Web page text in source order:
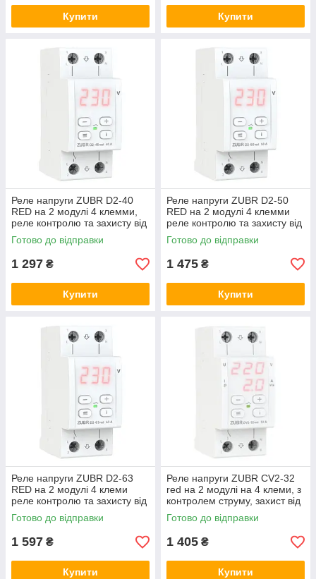
Купити Купити
Реле напруги ZUBR D2-40
RED на 2 модулі 4 клемми,
реле контролю та захисту від
перенапруги ЗУБР, відсікач
Готово до відправки
1 297 ₴
Купити
Реле напруги ZUBR D2-50
RED на 2 модулі 4 клемми
реле контролю та захисту від
перепаду напруги ЗУБР,
відсікач, бар'єр
Готово до відправки
1 475 ₴
Купити
Реле напруги ZUBR D2-63
RED на 2 модулі 4 клеми
реле контролю та захисту від
перепаду напруги ЗУБР,
відсікач
Готово до відправки
1 597 ₴
Купити
Реле напруги ZUBR CV2-32
red на 2 модулі на 4 клеми, з
контролем струму, захист від
перенапруги ЗУБР, бар'єр
Готово до відправки
1 405 ₴
Купити